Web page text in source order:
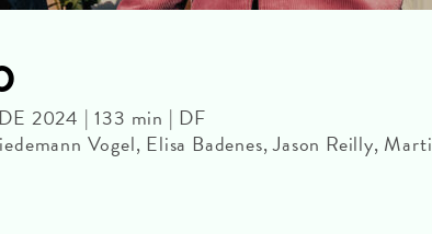
2024 | 133 min | DF
Vogel, Elisa Badenes, Jason Reilly, Marti